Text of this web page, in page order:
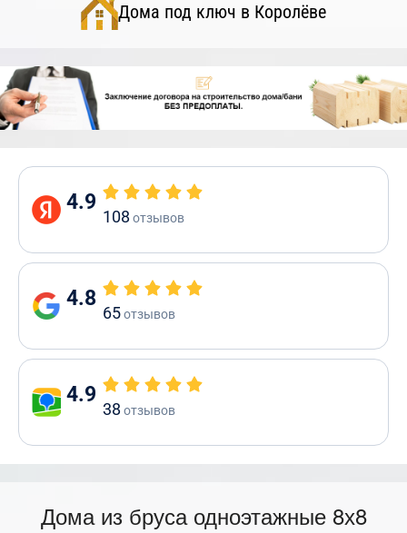
Дома под ключ в Королёве
4.9
108 отзывов
4.8
65отзывов
4.9
38 отзывов
Дома из бруса одноэтажные 8х8